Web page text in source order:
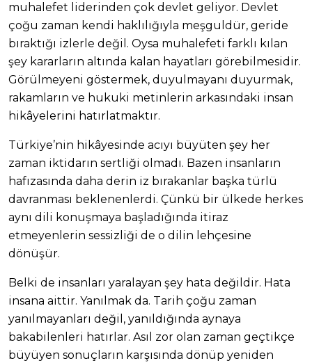
muhalefet liderinden çok devlet geliyor. Devlet
çoğu zaman kendi haklılığıyla meşguldür, geride
bıraktığı izlerle değil. Oysa muhalefeti farklı kılan
şey kararların altında kalan hayatları görebilmesidir.
Görülmeyeni göstermek, duyulmayanı duyurmak,
rakamların ve hukuki metinlerin arkasındaki insan
hikâyelerini hatırlatmaktır.
Türkiye’nin hikâyesinde acıyı büyüten şey her
zaman iktidarın sertliği olmadı. Bazen insanların
hafızasında daha derin iz bırakanlar başka türlü
davranması beklenenlerdi. Çünkü bir ülkede herkes
aynı dili konuşmaya başladığında itiraz
etmeyenlerin sessizliği de o dilin lehçesine
dönüşür.
Belki de insanları yaralayan şey hata değildir. Hata
insana aittir. Yanılmak da. Tarih çoğu zaman
yanılmayanları değil, yanıldığında aynaya
bakabilenleri hatırlar. Asıl zor olan zaman geçtikçe
büyüyen sonuçların karşısında dönüp yeniden